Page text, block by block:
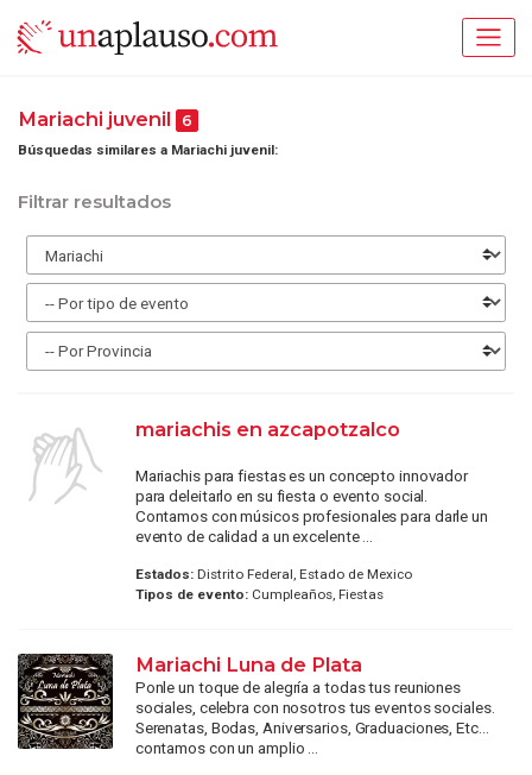
Mariachi juvenil 6
Búsquedas similares a Mariachi juvenil:
Filtrar resultados
mariachis en azcapotzalco
Mariachis para fiestas es un concepto innovador
para deleitarlo en su fiesta o evento social.
Contamos con músicos profesionales para darle un
evento de calidad a un excelente ...
Estados:Distrito Federal, Estado de Mexico
Tipos de evento:Cumpleaños, Fiestas
Mariachi Luna de Plata
Ponle un toque de alegría a todas tus reuniones
sociales, celebra con nosotros tus eventos sociales.
Serenatas, Bodas, Aniversarios, Graduaciones, Etc...
contamos con un amplio ...